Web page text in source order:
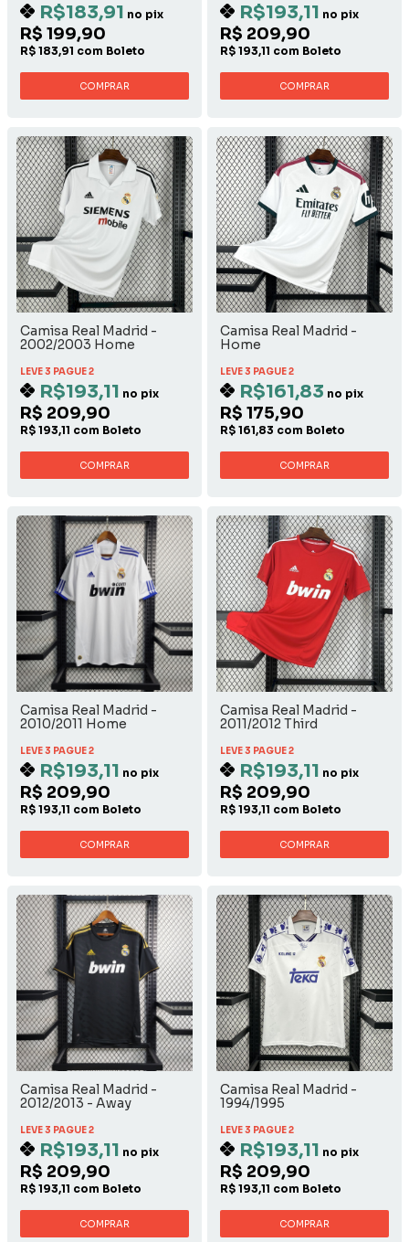
R$183,91 no pix
R$ 199,90
R$ 183,91 com Boleto
COMPRAR
R$193,11 no pix
R$ 209,90
R$ 193,11 com Boleto
COMPRAR
Camisa Real Madrid -
2002/2003 Home
LEVE 3 PAGUE 2
R$193,11 no pix
R$ 209,90
R$ 193,11 com Boleto
COMPRAR
Camisa Real Madrid -
Home
LEVE 3 PAGUE 2
R$161,83 no pix
R$ 175,90
R$ 161,83 com Boleto
COMPRAR
Camisa Real Madrid -
2010/2011 Home
LEVE 3 PAGUE 2
R$193,11 no pix
R$ 209,90
R$ 193,11 com Boleto
COMPRAR
Camisa Real Madrid -
2011/2012 Third
LEVE 3 PAGUE 2
R$193,11 no pix
R$ 209,90
R$ 193,11 com Boleto
COMPRAR
Camisa Real Madrid -
2012/2013 - Away
LEVE 3 PAGUE 2
R$193,11 no pix
R$ 209,90
R$ 193,11 com Boleto
COMPRAR
Camisa Real Madrid -
1994/1995
LEVE 3 PAGUE 2
R$193,11 no pix
R$ 209,90
R$ 193,11 com Boleto
COMPRAR